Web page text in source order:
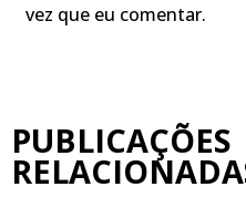
vez que eu comentar.
PUBLICAÇÕES